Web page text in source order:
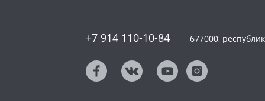
+7 914 110-10-84 677000,